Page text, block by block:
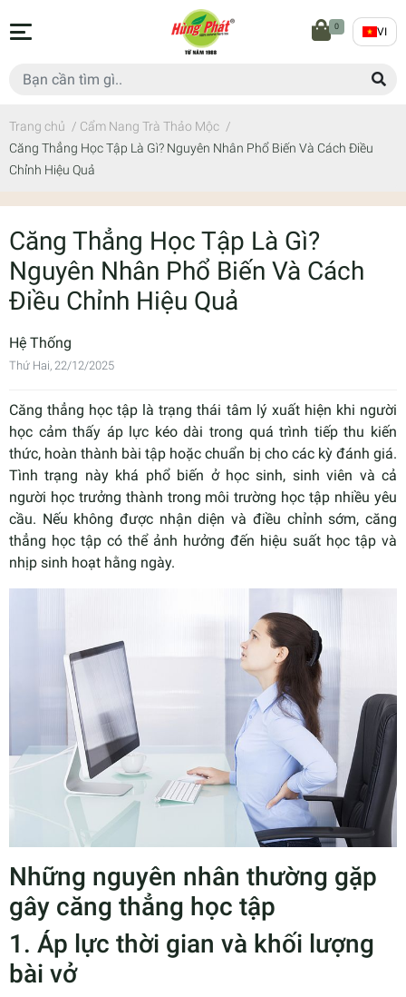
0 VI
Trang chủ / Cẩm Nang Trà Thảo Mộc /
Căng Thẳng Học Tập Là Gì? Nguyên Nhân Phổ Biến Và Cách Điều
Chỉnh Hiệu Quả
Căng Thẳng Học Tập Là Gì?
Nguyên Nhân Phổ Biến Và Cách
Điều Chỉnh Hiệu Quả
Hệ Thống
Thứ Hai, 22/12/2025
Căng thẳng học tập là trạng thái tâm lý xuất hiện khi người
học cảm thấy áp lực kéo dài trong quá trình tiếp thu kiến
thức, hoàn thành bài tập hoặc chuẩn bị cho các kỳ đánh giá.
Tình trạng này khá phổ biến ở học sinh, sinh viên và cả
người học trưởng thành trong môi trường học tập nhiều yêu
cầu. Nếu không được nhận diện và điều chỉnh sớm, căng
thẳng học tập có thể ảnh hưởng đến hiệu suất học tập và
nhịp sinh hoạt hằng ngày.
Những nguyên nhân thường gặp
gây căng thẳng học tập
1. Áp lực thời gian và khối lượng
bài vở